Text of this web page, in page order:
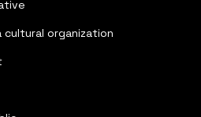
organization